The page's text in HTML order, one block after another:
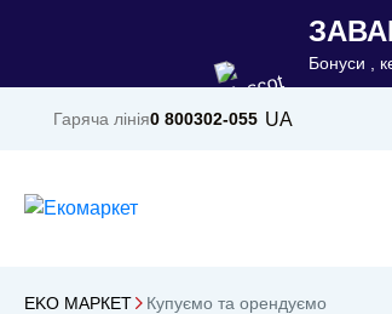
Бонуси ,
Гаряча лінія0 800302-055 UA
ЕKO MАРКЕТ Купуємо та орендуємо